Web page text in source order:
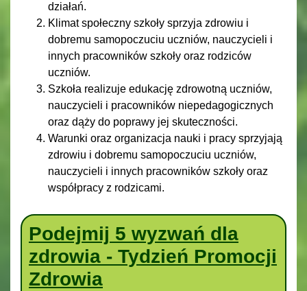
działań.
Klimat społeczny szkoły sprzyja zdrowiu i
dobremu samopoczuciu uczniów, nauczycieli i
innych pracowników szkoły oraz rodziców
uczniów.
Szkoła realizuje edukację zdrowotną uczniów,
nauczycieli i pracowników niepedagogicznych
oraz dąży do poprawy jej skuteczności.
Warunki oraz organizacja nauki i pracy sprzyjają
zdrowiu i dobremu samopoczuciu uczniów,
nauczycieli i innych pracowników szkoły oraz
współpracy z rodzicami.
Podejmij 5 wyzwań dla
zdrowia - Tydzień Promocji
Zdrowia